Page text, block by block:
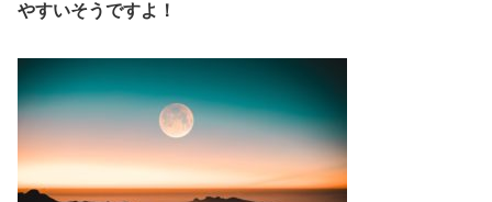
やすいそうですよ！